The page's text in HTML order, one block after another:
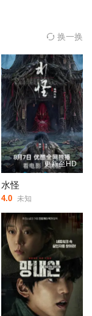
际电影节上获得亚
汉）并参加第13届
换一换
更新至HD
水怪
4.0 未知